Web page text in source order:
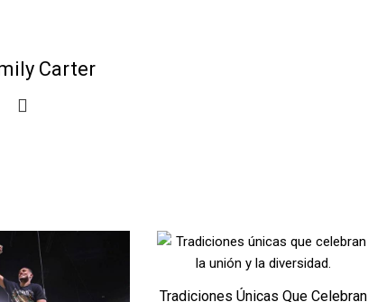
Carter
Tradiciones Únicas Que Celebran